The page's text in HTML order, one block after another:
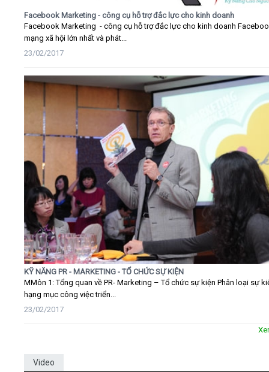
Facebook Marketing - công cụ hỗ trợ đắc lực cho kinh doanh
Facebook Marketing - công cụ hỗ trợ đắc lực cho kinh doanh
mạng xã hội lớn nhất và phát...
23/02/2017
KỸ NĂNG PR - MARKETING - TỔ CHỨC SỰ KIỆN
MMôn 1: Tổng quan về PR- Marketing – Tổ chức sự kiện Phân loại sự
hạng mục công việc triển...
23/02/2017
Video